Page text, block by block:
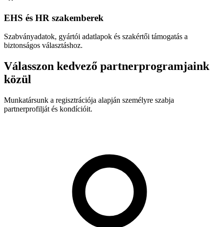
EHS és HR szakemberek
Szabványadatok, gyártói adatlapok és szakértői támogatás a
biztonságos választáshoz.
Válasszon kedvező partnerprogramjaink
közül
Munkatársunk a regisztrációja alapján személyre szabja
partnerprofilját és kondícióit.